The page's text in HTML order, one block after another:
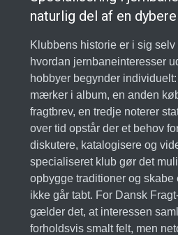
naturlig del af en
Klubbens historie er i sig
hvordan jernbaneinteresser
hobbyer begynder
mærker i album, en anden
fragtbrev, en tredje noterer
over tid opstår der et behov
diskutere, katalogisere og
specialiseret klub gør det
opbygge traditioner og skabe
ikke går tabt. For Dansk
gælder det, at interessen
forholdsvis smalt felt, men